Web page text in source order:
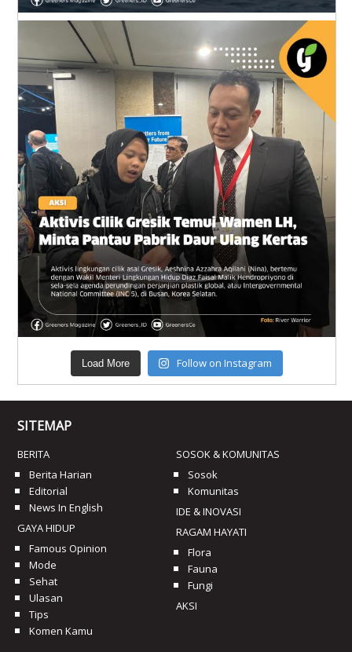
Load More Follow on Instagram
SITEMAP
BERITA
Berita Harian
Editorial
News In English
GAYA HIDUP
Famous Opinion
Mode
Sehat
Ulasan
Tips
Komen Kamu
SOSOK & KOMUNITAS
Sosok
Komunitas
IDE & INOVASI
RAGAM HAYATI
Flora
Fauna
Fungi
AKSI